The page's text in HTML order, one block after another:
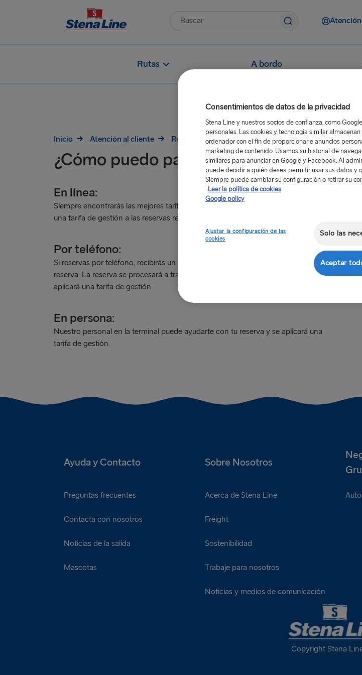
Rutas A bordo
Inicio Atención al cliente Reservas ¿Cómo puedo pagar mi reserva?
¿Cómo puedo pagar mi reserva?
En línea:
Siempre encontrarás las mejores tarifas en nuestro sitio web, ya que se aplica
una tarifa de gestión a las reservas realizadas por teléfono o en persona.
Por teléfono:
Si reservas por teléfono, recibirás un enlace seguro para completar el pago de tu
reserva. La reserva se procesará a través de nuestro Centro de Contacto y se
aplicará una tarifa de gestión.
En persona:
Nuestro personal en la terminal puede ayudarte con tu reserva y se aplicará una
tarifa de gestión.
Ayuda y Contacto Sobre Nosotros
Preguntas frecuentes
Contacta con nosotros
Noticias de la salida
Mascotas
Acerca de Stena Line
Freight
Sostenibilidad
Trabaje para nosotros
Noticias y medios de comunicación
Copyright Stena
Consentimientos de datos de la privacidad
Stena Line y nuestros socios de confianza, como
personales. Las cookies y tecnología similar
ordenador con el fin de proporcionarle anuncios
marketing de contenido. Usamos su historial de
similares para anunciar en Google y Facebook. Al
puede decidir a quién desea permitir usar sus datos y
Siempre puede cambiar su configuración o retirar su
Leer la política de cookies
Google policy
Ajustar la configuración de las
cookies
Solo las
Aceptar